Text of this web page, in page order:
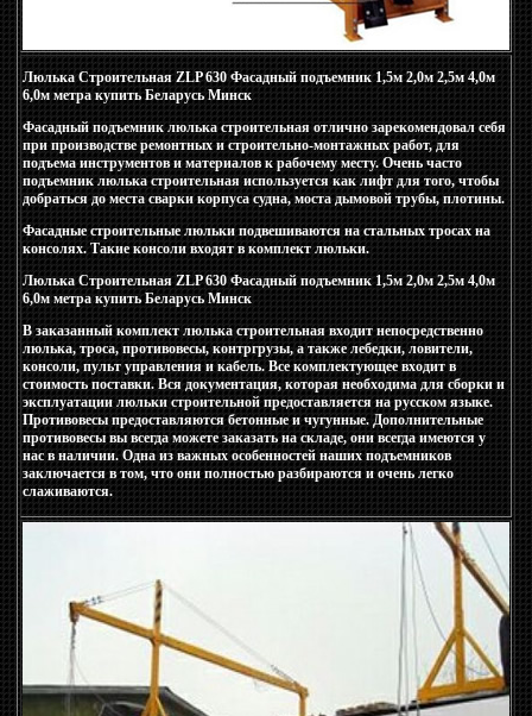
Люлька Строительная ZLP 630 Фасадный подъемник 1,5м 2,0м 2,5м 4,0м
6,0м метра купить Беларусь Минск
Фасадный подъемник люлька строительная отлично зарекомендовал себя
при производстве ремонтных и строительно-монтажных работ, для
подъема инструментов и материалов к рабочему месту. Очень часто
подъемник люлька строительная используется как лифт для того, чтобы
добраться до места сварки корпуса судна, моста дымовой трубы, плотины.
Фасадные строительные люльки подвешиваются на стальных тросах на
консолях. Такие консоли входят в комплект люльки.
Люлька Строительная ZLP 630 Фасадный подъемник 1,5м 2,0м 2,5м 4,0м
6,0м метра купить Беларусь Минск
В заказанный комплект люлька строительная входит непосредственно
люлька, троса, противовесы, контргрузы, а также лебедки, ловители,
консоли, пульт управления и кабель. Все комплектующее входит в
стоимость поставки. Вся документация, которая необходима для сборки и
эксплуатации люльки строительной предоставляется на русском языке.
Противовесы предоставляются бетонные и чугунные. Дополнительные
противовесы вы всегда можете заказать на складе, они всегда имеются у
нас в наличии. Одна из важных особенностей наших подъемников
заключается в том, что они полностью разбираются и очень легко
слаживаются.